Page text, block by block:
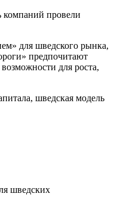
компаний провели
для шведского рынка,
предпочитают
для роста,
шведская модель
шведских